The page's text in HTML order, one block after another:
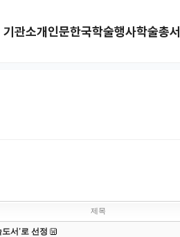
기관소개인문한국학술행사학술총서
제목
서'로 선정